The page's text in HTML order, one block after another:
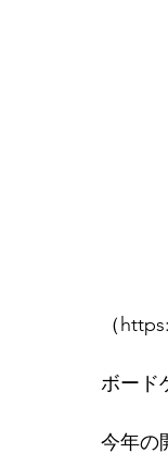
（
ボード
今年の